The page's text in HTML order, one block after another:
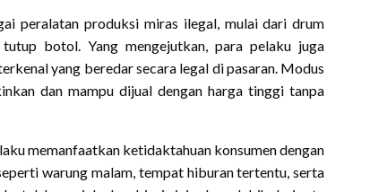
peralatan produksi miras ilegal, mulai dari drum
botol. Yang mengejutkan, para pelaku juga
yang beredar secara legal di pasaran. Modus
dan mampu dijual dengan harga tinggi tanpa
memanfaatkan ketidaktahuan konsumen dengan
warung malam, tempat hiburan tertentu, serta